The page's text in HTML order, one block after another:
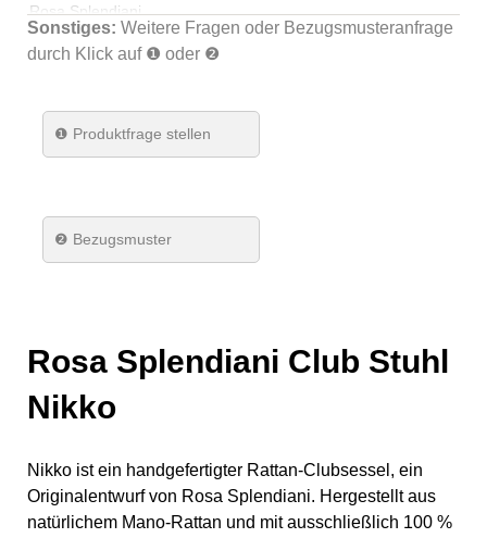
Rosa Splendiani
Sonstiges: Weitere Fragen oder Bezugsmusteranfrage
durch Klick auf ❶ oder ❷
❶ Produktfrage stellen
❷ Bezugsmuster
Rosa Splendiani Club Stuhl
Nikko
Nikko ist ein handgefertigter Rattan-Clubsessel, ein
Originalentwurf von Rosa Splendiani. Hergestellt aus
natürlichem Mano-Rattan und mit ausschließlich 100 %